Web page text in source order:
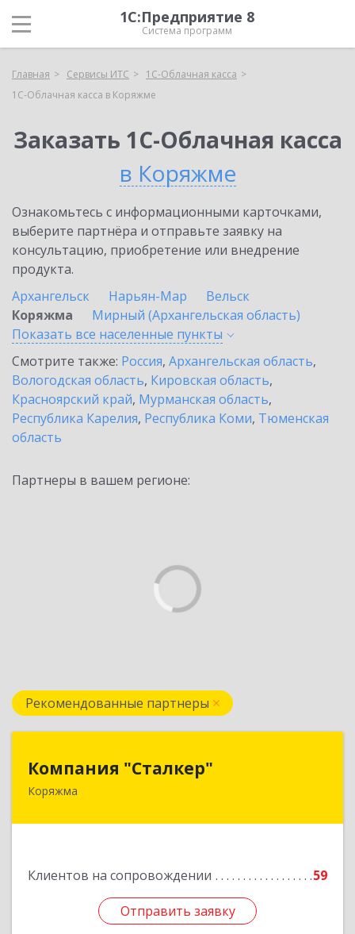
1С:Предприятие 8
Система программ
Главная Сервисы ИТС
1С-Облачная касса
1С-Облачная касса в Коряжме
Заказать 1С-Облачная касса
в Коряжме
Ознакомьтесь с информационными карточками,
выберите партнёра и отправьте заявку на
консультацию, приобретение или внедрение
продукта.
Архангельск
Нарьян-Мар
Вельск
Коряжма
Мирный (Архангельская область)
Показать все населенные пункты
Смотрите также: Россия, Архангельская область,
Вологодская область, Кировская область,
Красноярский край, Мурманская область,
Республика Карелия, Республика Коми, Тюменская
область
Партнеры в вашем регионе:
Рекомендованные партнеры
Компания "Сталкер"
Коряжма
Клиентов на сопровождении 59
Отправить заявку
Отправить заявку